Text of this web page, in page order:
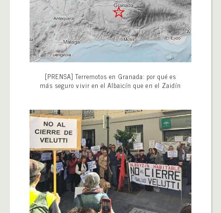
[PRENSA] Terremotos en Granada: por qué es
más seguro vivir en el Albaicín que en el Zaidín